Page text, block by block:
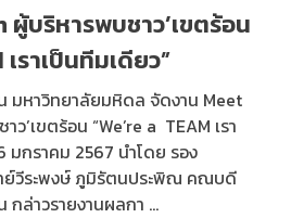
บริหารพบชาว’เขตร้อน
เราเป็นทีมเดียว”
มหาวิทยาลัยมหิดล จัดงาน Meet
’เขตร้อน “We’re a TEAM เรา
มกราคม 2567 นำโดย รอง
ย์วีระพงษ์ ภูมิรัตนประพิณ คณบดี
กล่าวรายงานผลกา ...